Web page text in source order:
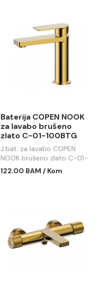
Baterija COPEN NOOK
za lavabo brušeno
zlato C-01-100BTG
J.bat. za lavabo COPEN
NOOK brušeno zlato C-01-
100BTG
122.00 BAM / Kom